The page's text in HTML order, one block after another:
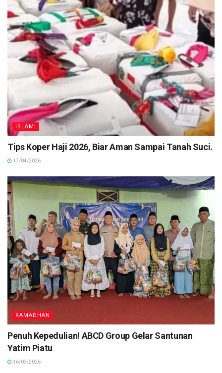
ISLAMI
Tips Koper Haji 2026, Biar Aman Sampai Tanah Suci.
17/04/2026
RAMADHAN
Penuh Kepedulian! ABCD Group Gelar Santunan
Yatim Piatu
16/03/2026